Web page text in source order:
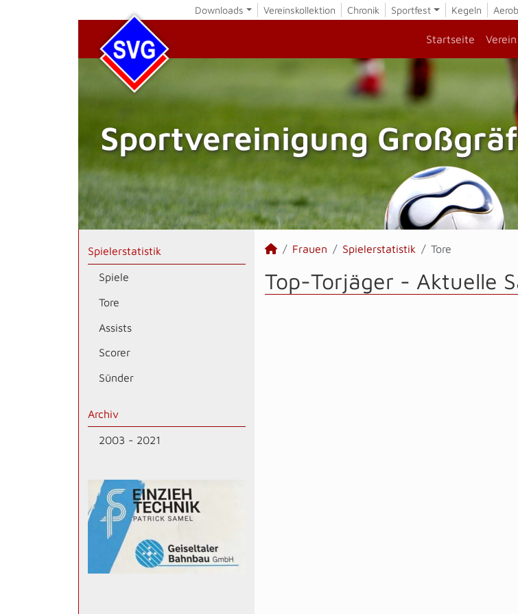
Downloads Vereinskollektion Chronik Sportfest Kegeln
Startseite Verein
Sportvereinigung
Spielerstatistik
Spiele
Tore
Assists
Scorer
Sünder
Archiv
2003 - 2021
Frauen Spielerstatistik Tore
Top-Torjäger - Aktuelle